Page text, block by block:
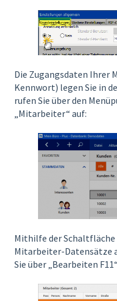
Die Zugangsdaten Ihrer
Kennwort) legen Sie in
rufen Sie über den
„Mitarbeiter“ auf:
Mithilfe der Schaltfläche
Mitarbeiter-Datensätze
Sie über „Bearbeiten